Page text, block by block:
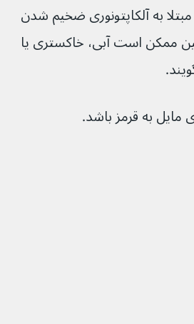
به آلکاپتونوری ضخیم شدن
است آبی، خاکستری یا